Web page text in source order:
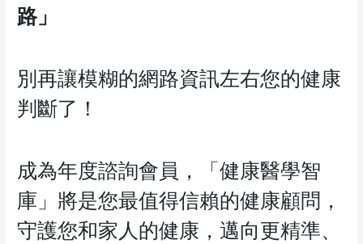
路」
別再讓模糊的網路資訊左右您的健康
判斷了！
成為年度諮詢會員，「健康醫學智
庫」將是您最值得信賴的健康顧問，
守護您和家人的健康，邁向更精準、